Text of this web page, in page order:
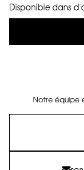
Disponible dans
Notre équipe